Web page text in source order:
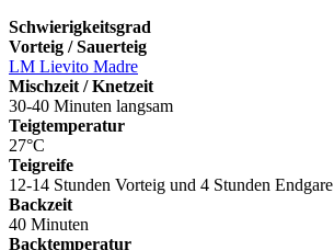
Schwierigkeitsgrad
Vorteig / Sauerteig
LM Lievito Madre
Mischzeit / Knetzeit
30-40 Minuten langsam
Teigtemperatur
27°C
Teigreife
12-14 Stunden Vorteig und 4 Stunden Endgare
Backzeit
40 Minuten
Backtemperatur